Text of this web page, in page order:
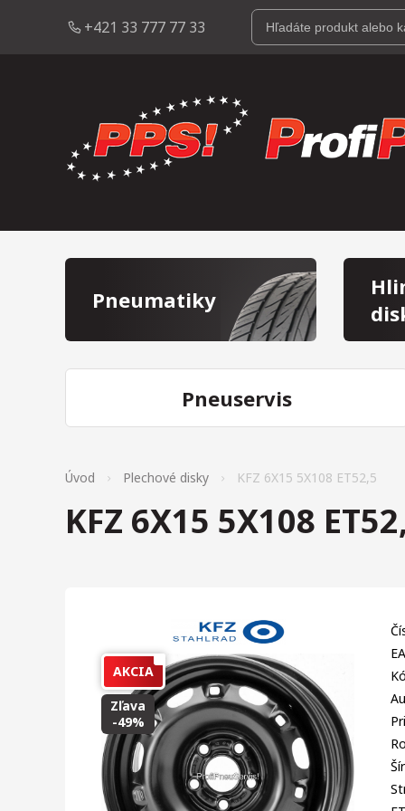
+421 33 777 77 33
Pneumatiky
Pneuservis
Úvod Plechové disky KFZ 6X15 5X108 ET52,5
KFZ 6X15 5X108
AKCIA
Zľava
-49%